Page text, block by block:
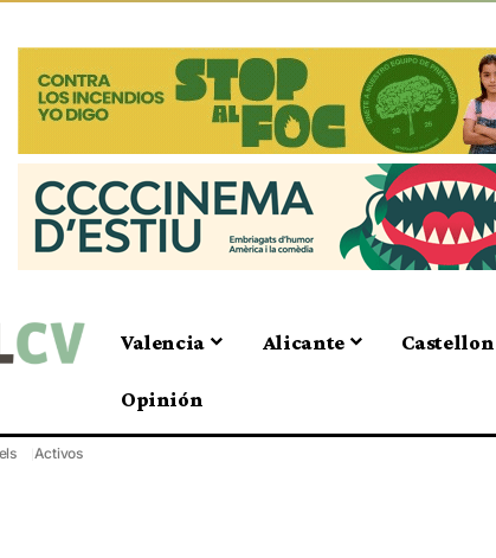
Valencia Alicante Castellon
Opinión
Activos